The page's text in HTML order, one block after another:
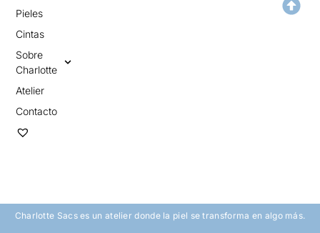
Pieles
Cintas
Sobre
Charlotte
Atelier
Contacto
Charlotte Sacs es un atelier donde la piel se transforma en algo más.